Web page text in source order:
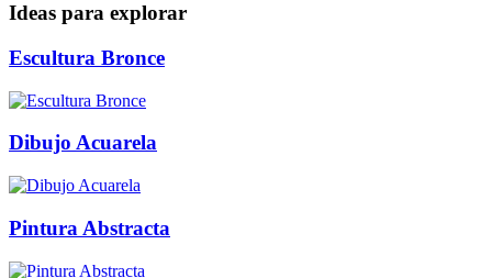
Ideas para explorar
Escultura Bronce
Dibujo Acuarela
Pintura Abstracta